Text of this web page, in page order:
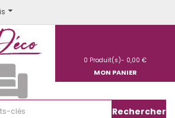
Rechercher
0 Produit(s)- 0,00 €
MON PANIER